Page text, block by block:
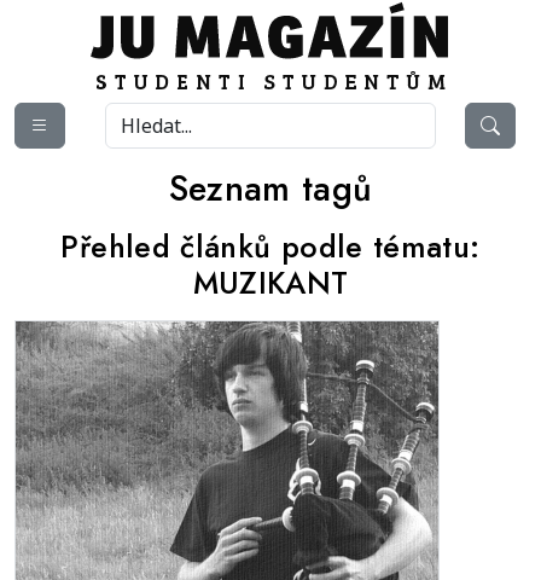
Seznam tagů
Přehled článků podle tématu:
MUZIKANT